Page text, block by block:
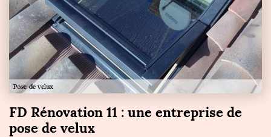
FD Rénovation 11 : une entreprise de
pose de velux